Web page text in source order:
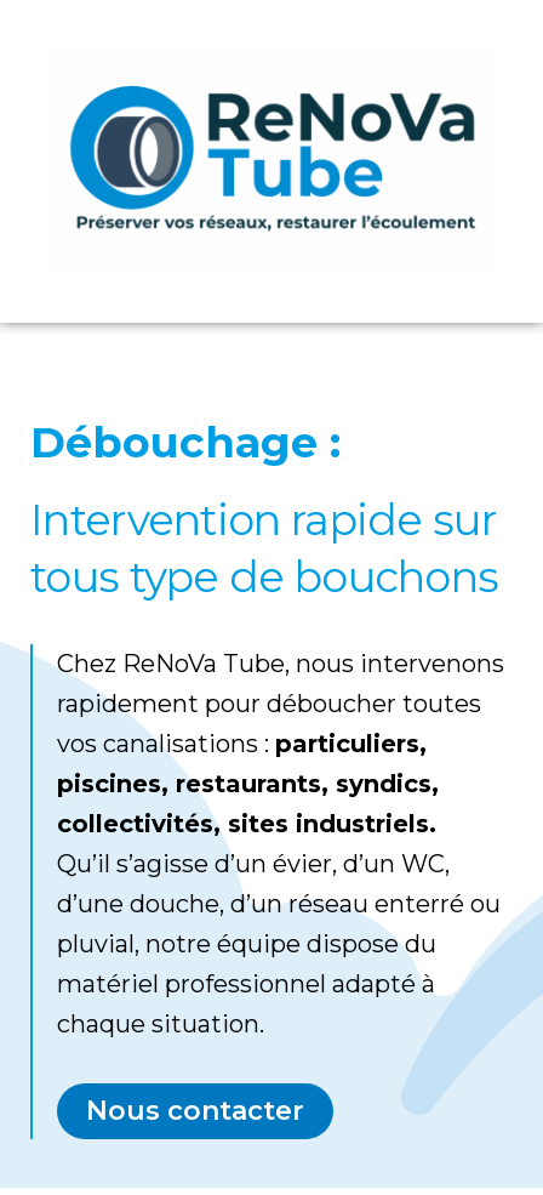
Débouchage :
Intervention rapide sur
tous type de bouchons
Chez ReNoVa Tube, nous intervenons
rapidement pour déboucher toutes
vos canalisations : particuliers,
piscines, restaurants, syndics,
collectivités, sites industriels.
Qu’il s’agisse d’un évier, d’un WC,
d’une douche, d’un réseau enterré ou
pluvial, notre équipe dispose du
matériel professionnel adapté à
chaque situation.
Nous contacter